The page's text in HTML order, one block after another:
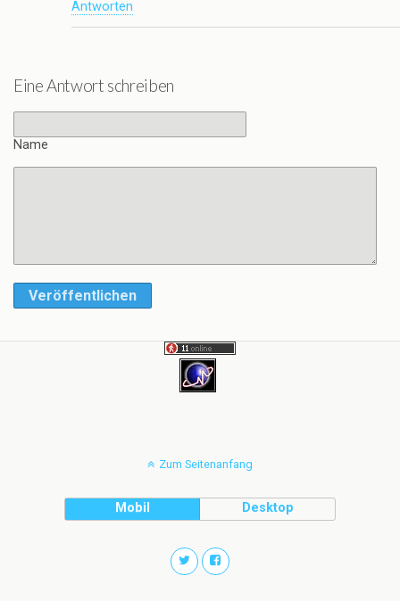
Antworten
Eine Antwort schreiben
Name
Veröffentlichen
Zum Seitenanfang
Mobil Desktop